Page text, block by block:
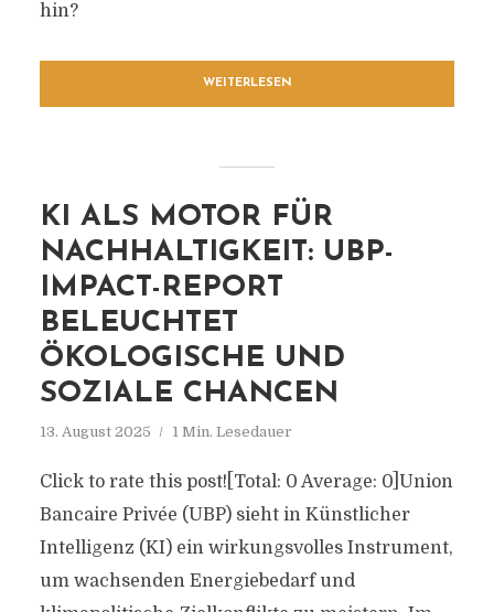
hin?
WEITERLESEN
KI ALS MOTOR FÜR
NACHHALTIGKEIT: UBP-
IMPACT-REPORT
BELEUCHTET
ÖKOLOGISCHE UND
SOZIALE CHANCEN
13. August 2025 1 Min. Lesedauer
Click to rate this post![Total: 0 Average: 0]Union
Bancaire Privée (UBP) sieht in Künstlicher
Intelligenz (KI) ein wirkungsvolles Instrument,
um wachsenden Energiebedarf und